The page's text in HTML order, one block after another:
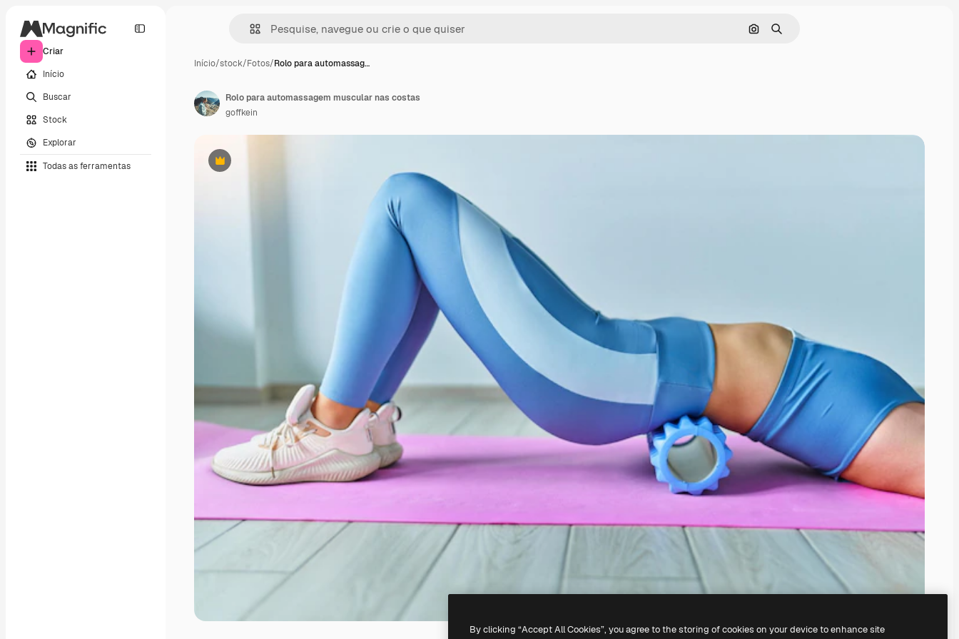
Criar
Início
Buscar
Stock
Explorar
Todas as ferramentas
Pesquisar por imagem
Buscar
Início/stock/Fotos/Rolo para automassag…
Premium
Rolo para automassagem muscular nas costas
goffkein
By clicking “Accept All Cookies”, you agree to the storing of cookies on your device to enhance site